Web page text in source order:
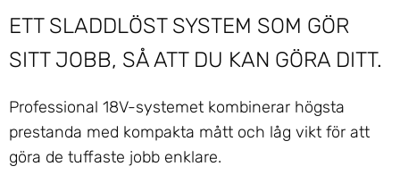
ETT SLADDLÖST SYSTEM SOM GÖR
SITT JOBB, SÅ ATT DU KAN GÖRA DITT.
Professional 18V-systemet kombinerar högsta
prestanda med kompakta mått och låg vikt för att
göra de tuffaste jobb enklare.